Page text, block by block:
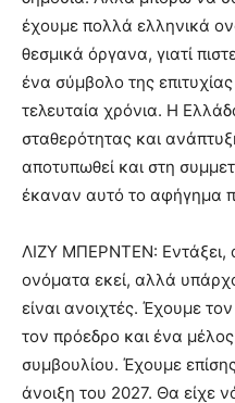
έχουμε πολλά ελληνικά
θεσμικά όργανα, γιατί
ένα σύμβολο της
τελευταία χρόνια. Η
σταθερότητας και
αποτυπωθεί και στη
έκαναν αυτό το αφήγημα
ΛΙΖΥ ΜΠΕΡΝΤΕΝ: Εντάξει,
ονόματα εκεί, αλλά
είναι ανοιχτές. Έχουμε
τον πρόεδρο και ένα μέλος
συμβουλίου. Έχουμε
άνοιξη του 2027. Θα είχε